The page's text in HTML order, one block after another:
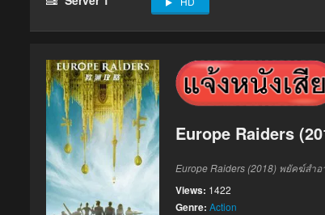
Europe Raiders
Europe Raiders (2018) พยัคฆ์สำอ
Views: 1422
Genre: Action